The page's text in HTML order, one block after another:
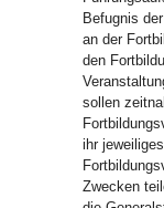
Befugnis
an der
den
sollen
ihr
Zwecken